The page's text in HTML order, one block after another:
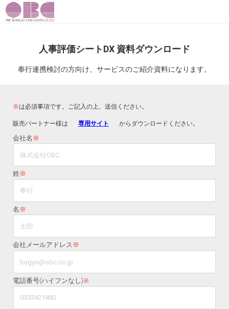
人事評価シートDX 資料ダウンロード
奉行連携検討の方向け、サービスのご紹介資料になります。
※は必須事項です。ご記入の上、送信ください。
販売パートナー様は 専用サイト からダウンロードください。
会社名 ※
姓 ※
名 ※
会社メールアドレス ※
電話番号(ハイフンなし)※